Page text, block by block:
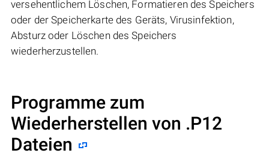
versehentlichem Löschen, Formatieren des Speichers
oder der Speicherkarte des Geräts, Virusinfektion,
Absturz oder Löschen des Speichers
wiederherzustellen.
Programme zum
Wiederherstellen von .P12
Dateien